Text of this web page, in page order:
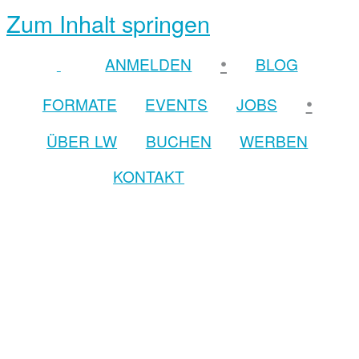
Zum Inhalt springen
ANMELDEN •
BLOG
FORMATE
EVENTS JOBS •
ÜBER LW BUCHEN
WERBEN
KONTAKT